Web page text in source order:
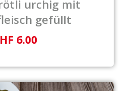
urchig mit
gefüllt
6.00